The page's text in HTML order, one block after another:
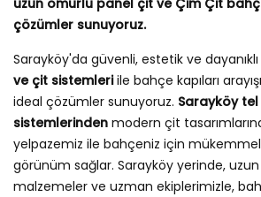
uzun ömürlü panel çit ve Çim Çit
çözümler sunuyoruz.
Sarayköy'da güvenli, estetik ve dayanıklı
ve çit sistemleriile bahçe kapıları
ideal çözümler sunuyoruz. Sarayköy
sistemlerinden modern çit
yelpazemiz ile bahçeniz için
görünüm sağlar. Sarayköy yerinde,
malzemeler ve uzman ekiplerimizle,